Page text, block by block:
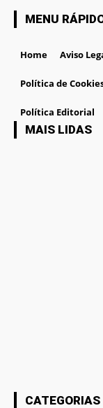
MENU
Home Aviso
Política de
Política Editorial
MAIS LIDAS
CATEGORIAS